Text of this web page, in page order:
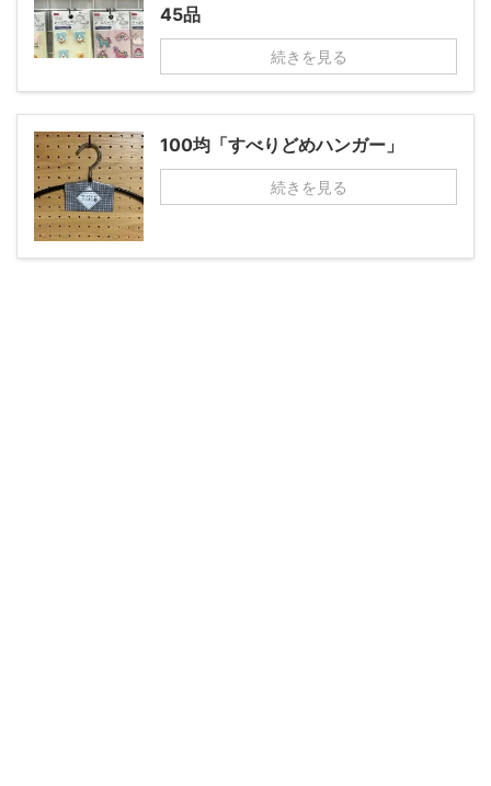
45品
続きを見る
100均「すべりどめハンガー」
続きを見る